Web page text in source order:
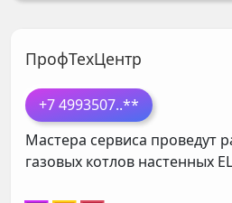
ПрофТехЦентр
+7 4993507..**
Мастера сервиса проведут
газовых котлов настенных